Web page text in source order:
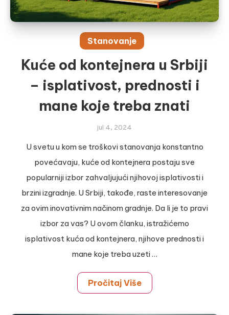
Stanovanje
Kuće od kontejnera u Srbiji
– isplativost, prednosti i
mane koje treba znati
jul 4, 2024
U svetu u kom se troškovi stanovanja konstantno
povećavaju, kuće od kontejnera postaju sve
popularniji izbor zahvaljujući njihovoj isplativosti i
brzini izgradnje. U Srbiji, takođe, raste interesovanje
za ovim inovativnim načinom gradnje. Da li je to pravi
izbor za vas? U ovom članku, istražićemo
isplativost kuća od kontejnera, njihove prednosti i
mane koje treba uzeti …
Pročitaj Više